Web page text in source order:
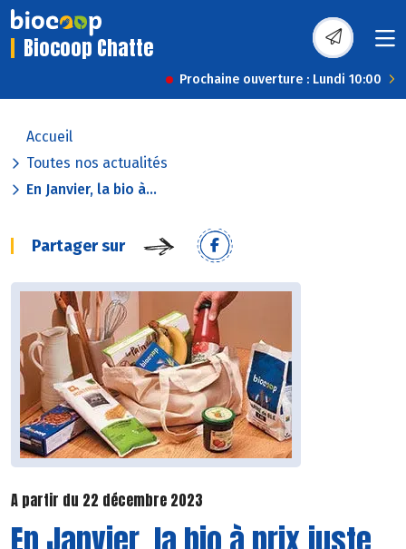
Biocoop Chatte
Prochaine ouverture : Lundi 10:00
Accueil
Toutes nos actualités
En Janvier, la bio à...
Partager sur
A partir du 22 décembre 2023